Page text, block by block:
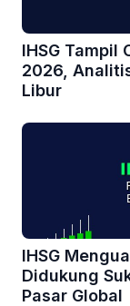
IHSG Tampil
2026,
Libur
IHSG
Didukung
Pasar Global